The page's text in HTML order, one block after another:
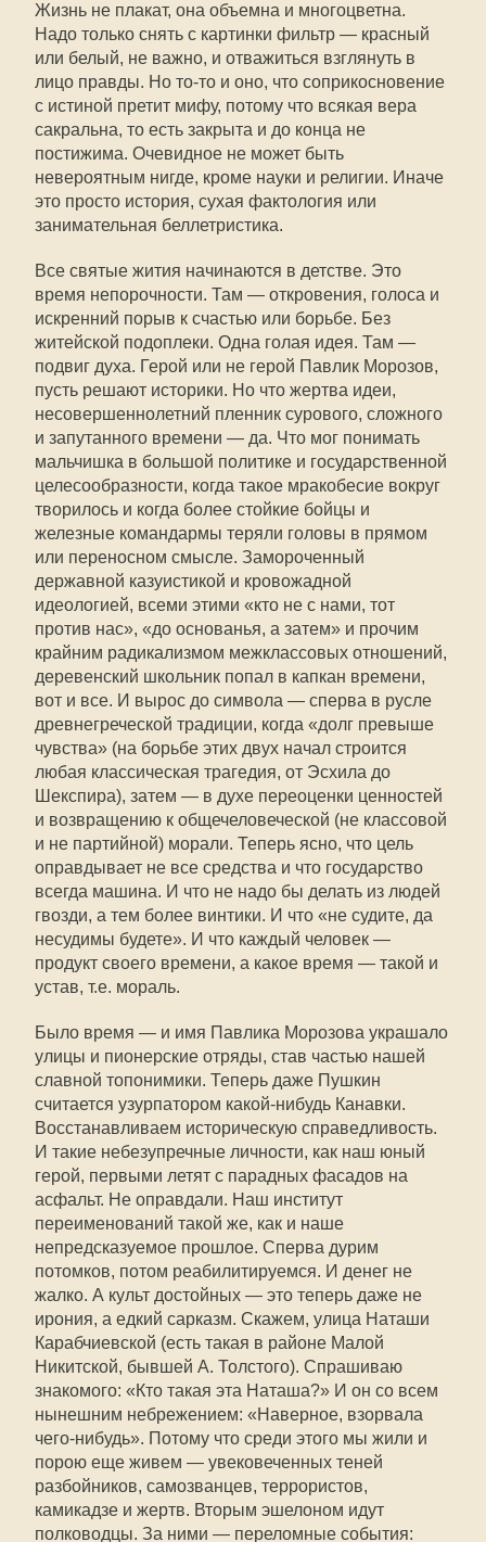
Жизнь не плакат, она объемна и многоцветна.
Надо только снять с картинки фильтр — красный
или белый, не важно, и отважиться взглянуть в
лицо правды. Но то-то и оно, что соприкосновение
с истиной претит мифу, потому что всякая вера
сакральна, то есть закрыта и до конца не
постижима. Очевидное не может быть
невероятным нигде, кроме науки и религии. Иначе
это просто история, сухая фактология или
занимательная беллетристика.
Все святые жития начинаются в детстве. Это
время непорочности. Там — откровения, голоса и
искренний порыв к счастью или борьбе. Без
житейской подоплеки. Одна голая идея. Там —
подвиг духа. Герой или не герой Павлик Морозов,
пусть решают историки. Но что жертва идеи,
несовершеннолетний пленник сурового, сложного
и запутанного времени — да. Что мог понимать
мальчишка в большой политике и государственной
целесообразности, когда такое мракобесие вокруг
творилось и когда более стойкие бойцы и
железные командармы теряли головы в прямом
или переносном смысле. Замороченный
державной казуистикой и кровожадной
идеологией, всеми этими «кто не с нами, тот
против нас», «до основанья, а затем» и прочим
крайним радикализмом межклассовых отношений,
деревенский школьник попал в капкан времени,
вот и все. И вырос до символа — сперва в русле
древнегреческой традиции, когда «долг превыше
чувства» (на борьбе этих двух начал строится
любая классическая трагедия, от Эсхила до
Шекспира), затем — в духе переоценки ценностей
и возвращению к общечеловеческой (не классовой
и не партийной) морали. Теперь ясно, что цель
оправдывает не все средства и что государство
всегда машина. И что не надо бы делать из людей
гвозди, а тем более винтики. И что «не судите, да
несудимы будете». И что каждый человек —
продукт своего времени, а какое время — такой и
устав, т.е. мораль.
Было время — и имя Павлика Морозова украшало
улицы и пионерские отряды, став частью нашей
славной топонимики. Теперь даже Пушкин
считается узурпатором какой-нибудь Канавки.
Восстанавливаем историческую справедливость.
И такие небезупречные личности, как наш юный
герой, первыми летят с парадных фасадов на
асфальт. Не оправдали. Наш институт
переименований такой же, как и наше
непредсказуемое прошлое. Сперва дурим
потомков, потом реабилитируемся. И денег не
жалко. А культ достойных — это теперь даже не
ирония, а едкий сарказм. Скажем, улица Наташи
Карабчиевской (есть такая в районе Малой
Никитской, бывшей А. Толстого). Спрашиваю
знакомого: «Кто такая эта Наташа?» И он со всем
нынешним небрежением: «Наверное, взорвала
чего-нибудь». Потому что среди этого мы жили и
порою еще живем — увековеченных теней
разбойников, самозванцев, террористов,
камикадзе и жертв. Вторым эшелоном идут
полководцы. За ними — переломные события: